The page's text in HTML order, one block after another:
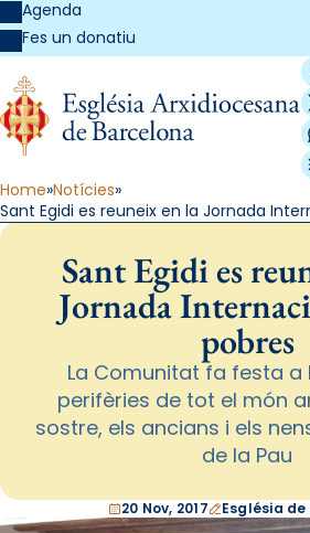
Agenda
Fes un donatiu
Home Notícies
Sant Egidi es reuneix en la Jornada
Sant Egidi es
Jornada
pobres
La Comunitat fa festa a
perifèries de tot el món
sostre, els ancians i els
de la Pau
20 Nov, 2017 Església